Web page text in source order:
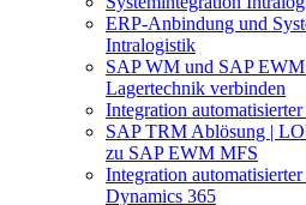
ERP-Anbindung und
Intralogistik
SAP WM und SAP
Lagertechnik verbinden
Integration
SAP TRM Ablösung |
zu SAP EWM MFS
Integration
Dynamics 365